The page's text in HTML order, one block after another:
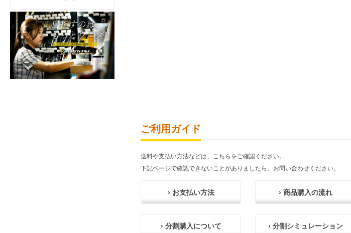
ご利用ガイド
送料や支払い方法などは、こちらをご確認ください。
下記ページで確認できないことがありましたら、お問い合わせください。
› お支払い方法 › 商品購入の流れ
› 分割購入について › 分割シミュレーション